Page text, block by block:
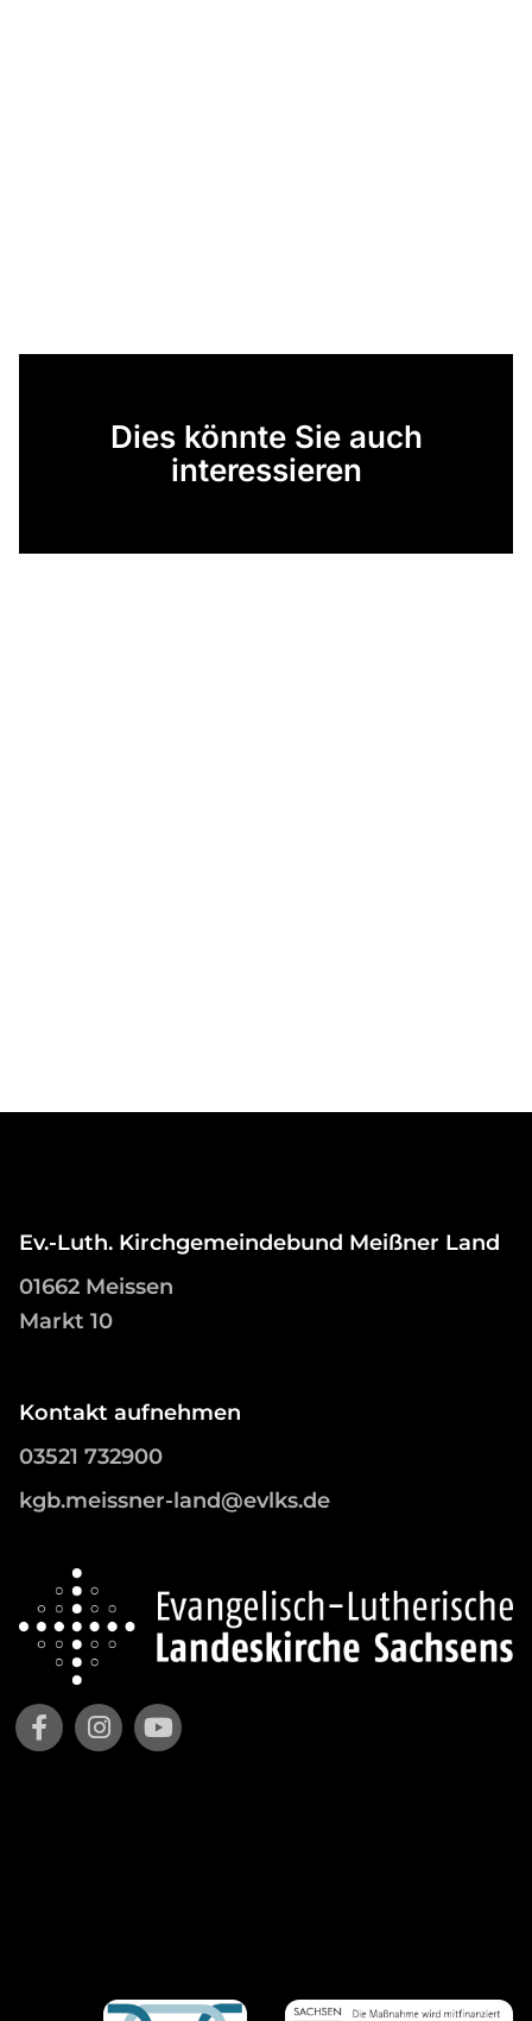
Dies könnte Sie auch
interessieren
Ev.-Luth. Kirchgemeindebund Meißner Land
01662 Meissen
Markt 10
Kontakt aufnehmen
03521 732900
kgb.meissner-land@evlks.de